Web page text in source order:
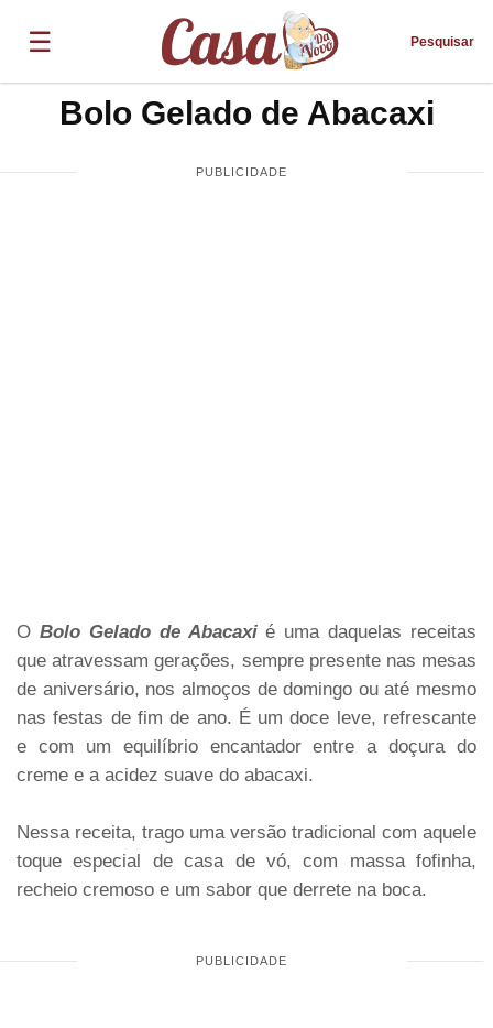
☰ Pesquisar
Bolo Gelado de Abacaxi
O Bolo Gelado de Abacaxié uma daquelas receitas
que atravessam gerações, sempre presente nas mesas
de aniversário, nos almoços de domingo ou até mesmo
nas festas de fim de ano. É um doce leve, refrescante
e com um equilíbrio encantador entre a doçura do
creme e a acidez suave do abacaxi.
Nessa receita, trago uma versão tradicional com aquele
toque especial de casa de vó, com massa fofinha,
recheio cremoso e um sabor que derrete na boca.